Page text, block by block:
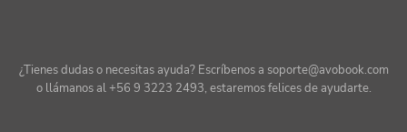
¿Tienes dudas o necesitas ayuda? Escríbenos a soporte@avobook.com
o llámanos al +56 9 3223 2493, estaremos felices de ayudarte.